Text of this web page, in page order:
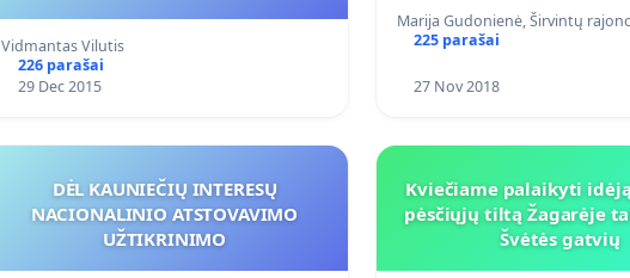
Vidmantas Vilutis
226 parašai
29 Dec 2015
Marija Gudonienė, Širvintų
225 parašai
27 Nov 2018
DĖL KAUNIEČIŲ INTERESŲ
NACIONALINIO ATSTOVAVIMO
UŽTIKRINIMO
Kviečiame palaikyti
pėsčiųjų tiltą Žagarėje
Švėtės gatvių